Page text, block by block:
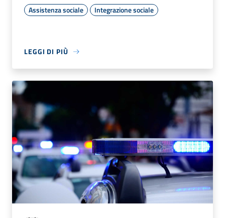
Assistenza sociale Integrazione sociale
LEGGI DI PIÙ